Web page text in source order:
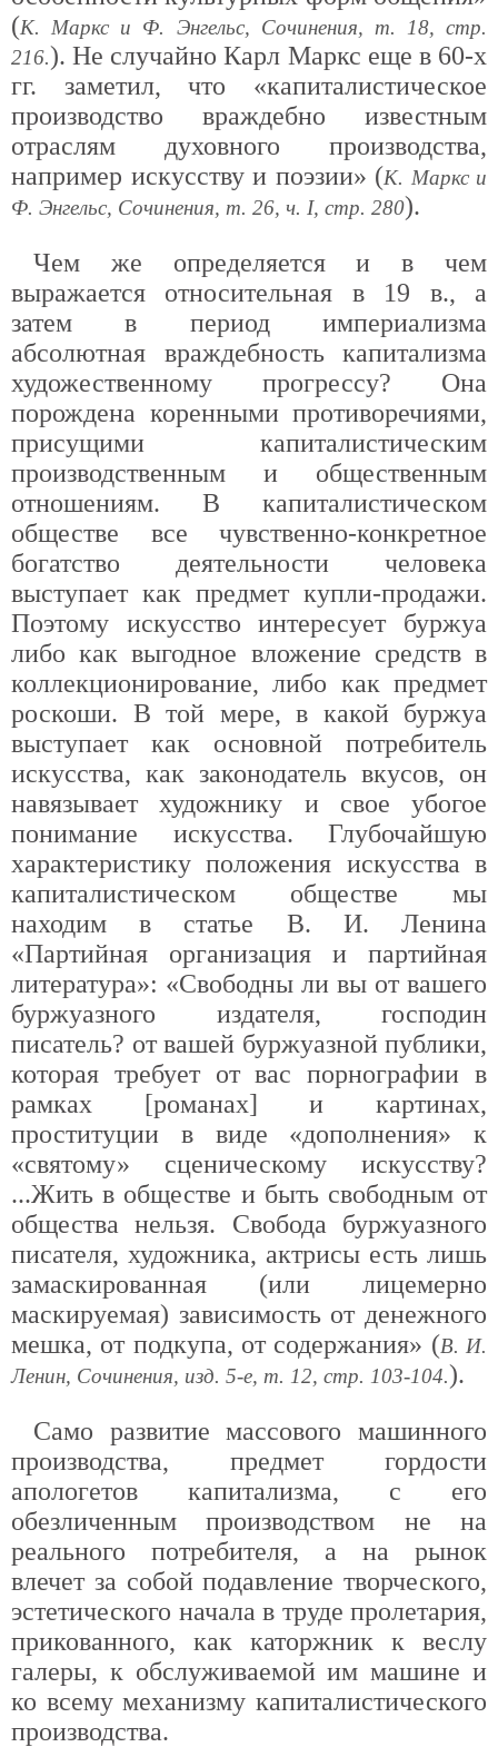
(К. Маркс и Ф. Энгельс, Сочинения, т. 18, стр.
216.). Не случайно Карл Маркс еще в 60-х
гг. заметил, что «капиталистическое
производство враждебно известным
отраслям духовного производства,
например искусству и поэзии» (К. Маркс и
Ф. Энгельс, Сочинения, т. 26, ч. I, стр. 280).
Чем же определяется и в чем
выражается относительная в 19 в., а
затем в период империализма
абсолютная враждебность капитализма
художественному прогрессу? Она
порождена коренными противоречиями,
присущими капиталистическим
производственным и общественным
отношениям. В капиталистическом
обществе все чувственно-конкретное
богатство деятельности человека
выступает как предмет купли-продажи.
Поэтому искусство интересует буржуа
либо как выгодное вложение средств в
коллекционирование, либо как предмет
роскоши. В той мере, в какой буржуа
выступает как основной потребитель
искусства, как законодатель вкусов, он
навязывает художнику и свое убогое
понимание искусства. Глубочайшую
характеристику положения искусства в
капиталистическом обществе мы
находим в статье В. И. Ленина
«Партийная организация и партийная
литература»: «Свободны ли вы от вашего
буржуазного издателя, господин
писатель? от вашей буржуазной публики,
которая требует от вас порнографии в
рамках [романах] и картинах,
проституции в виде «дополнения» к
«святому» сценическому искусству?
...Жить в обществе и быть свободным от
общества нельзя. Свобода буржуазного
писателя, художника, актрисы есть лишь
замаскированная (или лицемерно
маскируемая) зависимость от денежного
мешка, от подкупа, от содержания» (В. И.
Ленин, Сочинения, изд. 5-е, т. 12, стр. 103-104.).
Само развитие массового машинного
производства, предмет гордости
апологетов капитализма, с его
обезличенным производством не на
реального потребителя, а на рынок
влечет за собой подавление творческого,
эстетического начала в труде пролетария,
прикованного, как каторжник к веслу
галеры, к обслуживаемой им машине и
ко всему механизму капиталистического
производства.